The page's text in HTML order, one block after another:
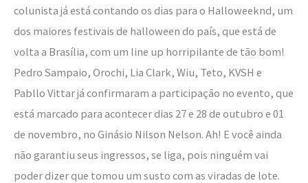
colunista já está contando os dias para o Halloweeknd, um
dos maiores festivais de halloween do país, que está de
volta a Brasília, com um line up horripilante de tão bom!
Pedro Sampaio, Orochi, Lia Clark, Wiu, Teto, KVSH e
Pabllo Vittar já confirmaram a participação no evento, que
está marcado para acontecer dias 27 e 28 de outubro e 01
de novembro, no Ginásio Nilson Nelson. Ah! E você ainda
não garantiu seus ingressos, se liga, pois ninguém vai
poder dizer que tomou um susto com as viradas de lote.